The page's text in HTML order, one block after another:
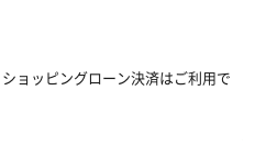
ョッピングローン決済はご利用で